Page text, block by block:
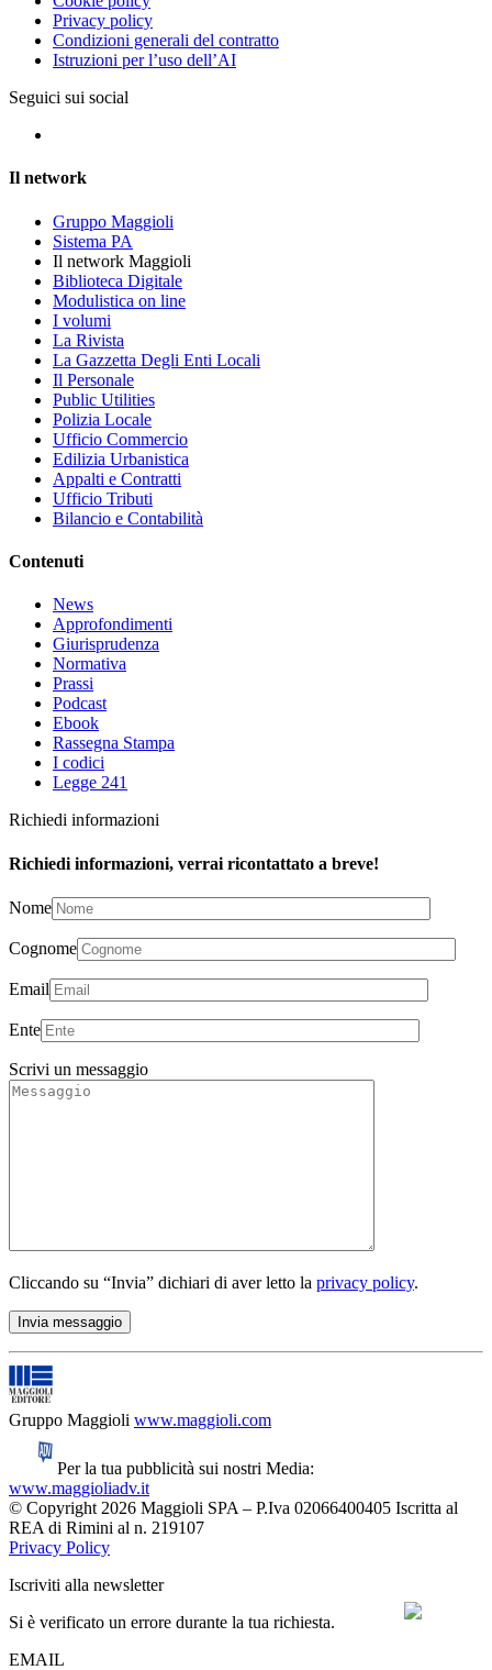
Privacy policy
Condizioni generali del contratto
Istruzioni per l’uso dell’AI
Seguici sui social
Il network
Gruppo Maggioli
Sistema PA
Il network Maggioli
Biblioteca Digitale
Modulistica on line
I volumi
La Rivista
La Gazzetta Degli Enti Locali
Il Personale
Public Utilities
Polizia Locale
Ufficio Commercio
Edilizia Urbanistica
Appalti e Contratti
Ufficio Tributi
Bilancio e Contabilità
Contenuti
News
Approfondimenti
Giurisprudenza
Normativa
Prassi
Podcast
Ebook
Rassegna Stampa
I codici
Legge 241
Richiedi informazioni
Richiedi informazioni, verrai ricontattato a breve!
Nome
Cognome
Email
Ente
Scrivi un messaggio
Cliccando su “Invia” dichiari di aver letto la privacy policy.
Gruppo Maggioli www.maggioli.com
Per la tua pubblicità sui nostri Media:
www.maggioliadv.it
© Copyright 2026 Maggioli SPA – P.Iva 02066400405 Iscritta al
REA di Rimini al n. 219107
Privacy Policy
Iscriviti alla newsletter
Si è verificato un errore durante la tua richiesta.
EMAIL